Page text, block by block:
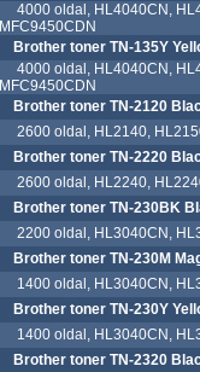
4000 oldal, HL4040CN,
MFC9450CDN
Brother toner TN-135Y
4000 oldal, HL4040CN,
MFC9450CDN
Brother toner TN-2120
2600 oldal, HL2140,
Brother toner TN-2220
2600 oldal, HL2240,
Brother toner TN-230BK
2200 oldal, HL3040CN,
Brother toner TN-230M
1400 oldal, HL3040CN,
Brother toner TN-230Y
1400 oldal, HL3040CN,
Brother toner TN-2320